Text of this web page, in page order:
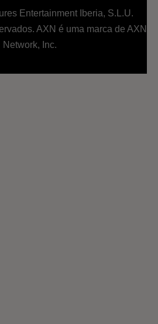
Entertainment Iberia, S.L.U.
AXN é uma marca de AXN
Network, Inc.